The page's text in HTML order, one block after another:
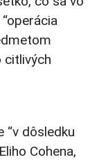
citlivých
“v dôsledku
Cohena,